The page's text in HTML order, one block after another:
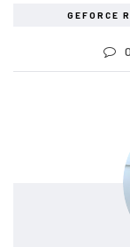
GEFORCE
0